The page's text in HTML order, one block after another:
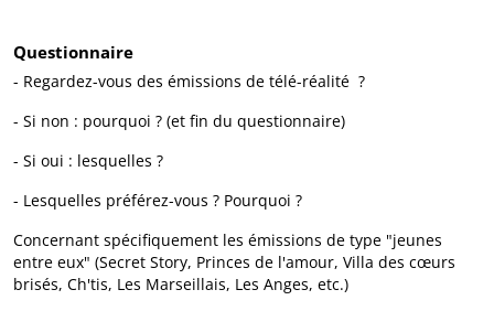
Questionnaire
- Regardez-vous des émissions de télé-réalité ?
- Si non : pourquoi ? (et fin du questionnaire)
- Si oui : lesquelles ?
- Lesquelles préférez-vous ? Pourquoi ?
Concernant spécifiquement les émissions de type "jeunes
entre eux" (Secret Story, Princes de l'amour, Villa des cœurs
brisés, Ch'tis, Les Marseillais, Les Anges, etc.)